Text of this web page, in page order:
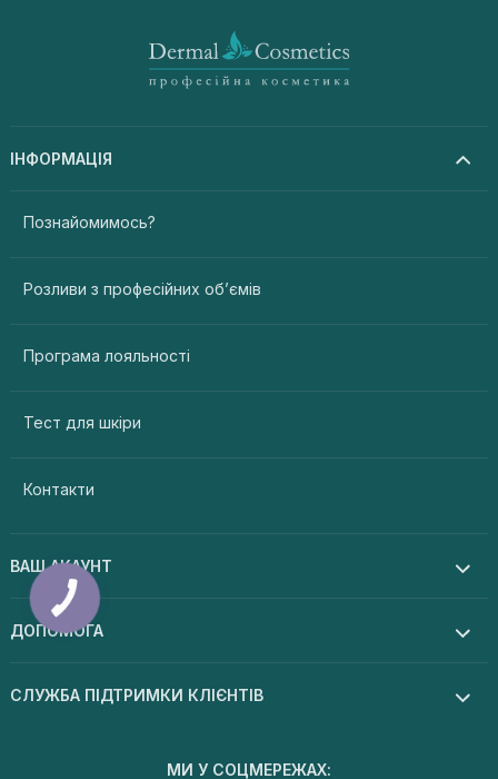
ІНФОРМАЦІЯ
Познайомимось?
Розливи з професійних об’ємів
Програма лояльності
Тест для шкіри
Контакти
ВАШ АКАУНТ
ДОПОМОГА
СЛУЖБА ПІДТРИМКИ КЛІЄНТІВ
МИ У СОЦМЕРЕЖАХ: